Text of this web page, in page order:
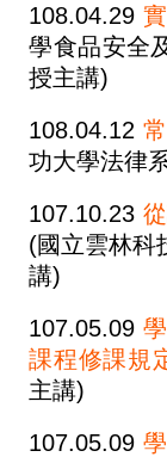
108.04.29
學食品安全
授主講)
108.04.12
功大學法律
107.10.23
(國立雲林科
講)
107.05.09
課程修課規
主講)
107.05.09